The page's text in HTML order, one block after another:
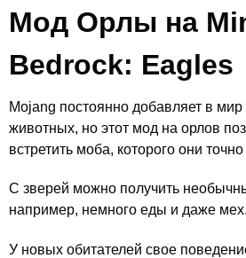
Мод Орлы на
Bedrock: Eagles
Mojang постоянно добавляет в
животных, но этот мод на орлов
встретить моба, которого они
С зверей можно получить
например, немного еды и даже мех.
У новых обитателей свое